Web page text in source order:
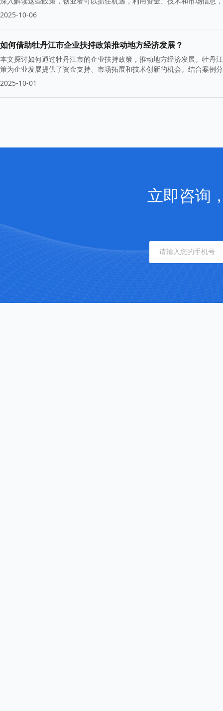
扶持政策，助力创业者在不断变化的市场中立足。
2025-10-06
如何借助牡丹江市企业扶持政策推动地方经济发展？
本文探讨如何通过牡丹江市的企业扶持政策，推动地方经济发展。牡丹
策为企业发展提供了资金支持、市场拓展和技术创新的机会。结合案例
2025-10-01
立即咨询